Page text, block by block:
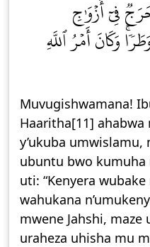
فِيٓ أَزۡوَٰجِ
وَكَانَ أَمۡرُ ٱللَّهِ
Muvugishwamana!
Haaritha[11] ahabwa
y’ukuba
ubuntu bwo
uti: “Kenyera
wahukana
mwene Jahshi, maze
uraheza uhisha mu